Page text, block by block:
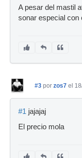
A pesar del mastil
sonar especial con
#3 por zos7 el
#1 jajajaj
El precio mola